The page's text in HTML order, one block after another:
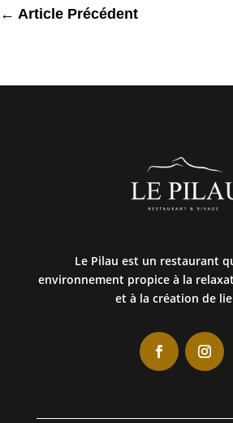
← Article Précédent
Le Pilau est un restaurant
environnement propice à la
et à la création de